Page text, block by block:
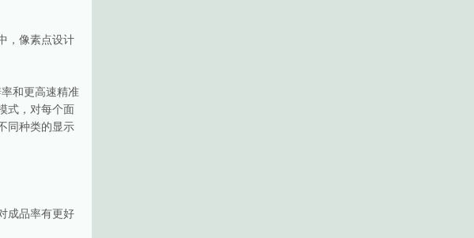
，像素点设计
和更高速精准
式，对每个面
同种类的显示
成品率有更好